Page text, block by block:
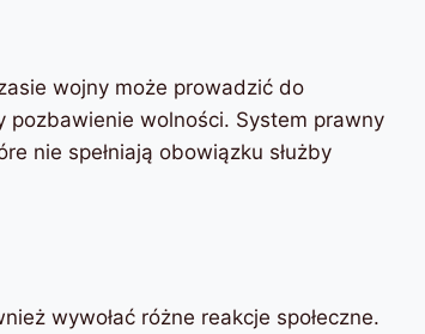
wojny może prowadzić do
pozbawienie wolności. System prawny
nie spełniają obowiązku służby
wywołać różne reakcje społeczne.